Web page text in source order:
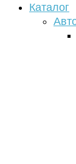
Каталог